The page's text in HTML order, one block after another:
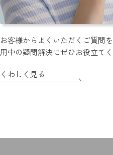
お客様からよくいただくご質問
用中の疑問解決にぜひお役立てく
くわしく見る